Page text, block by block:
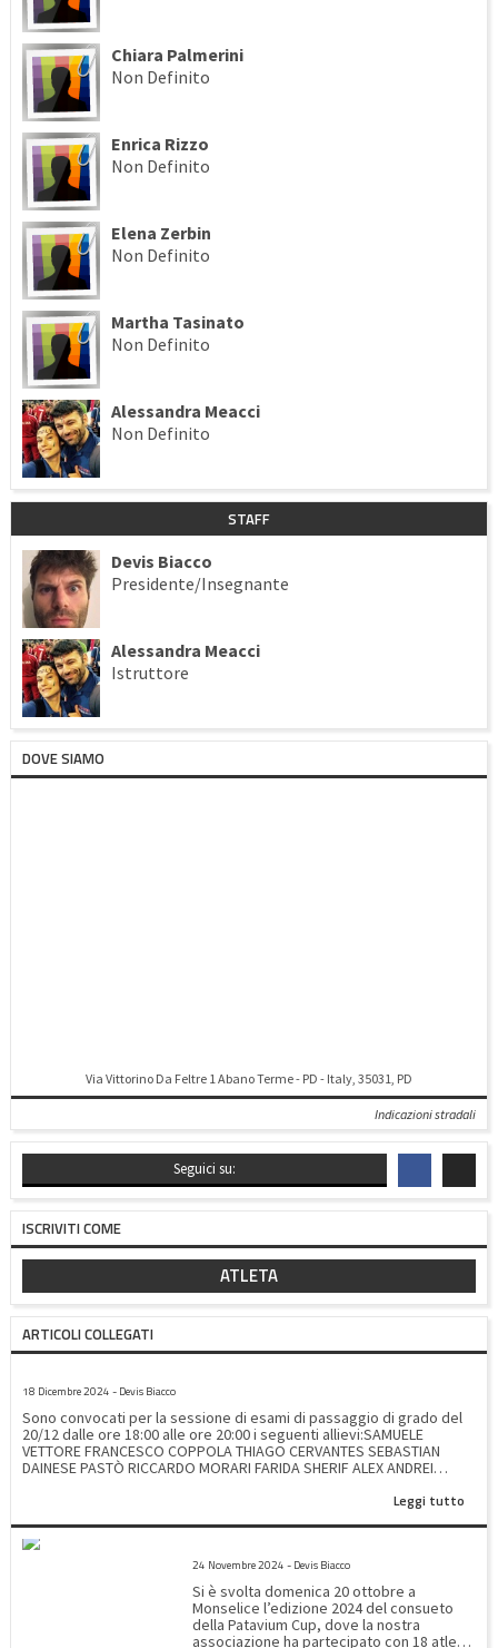
Chiara Palmerini
Non Definito
Enrica Rizzo
Non Definito
Elena Zerbin
Non Definito
Martha Tasinato
Non Definito
Alessandra Meacci
Non Definito
STAFF
Devis Biacco
Presidente/Insegnante
Alessandra Meacci
Istruttore
DOVE SIAMO
Via Vittorino Da Feltre 1 Abano Terme - PD - Italy, 35031, PD
Indicazioni stradali
Seguici su:
ISCRIVITI COME
ATLETA
ARTICOLI COLLEGATI
18 Dicembre 2024 - Devis Biacco
Sono convocati per la sessione di esami di passaggio di grado del
20/12 dalle ore 18:00 alle ore 20:00 i seguenti allievi:SAMUELE
VETTORE FRANCESCO COPPOLA THIAGO CERVANTES SEBASTIAN
DAINESE PASTÒ RICCARDO MORARI FARIDA SHERIF ALEX ANDREI
SAQIB YASEEN SHERIF MATTIA RAFFAGNATO HAREEM SAQIB DMYTRO
BUCIUSCAN LEONARDO VLAD MATTIA DI FRANCO SOFIA
BOUZAIANE YASSER BOUCHRA SOFIA PETTENELLO MATTIA
GRAMIGNAN CARLOS BARILE
Leggi tutto
24 Novembre 2024 - Devis Biacco
Si è svolta domenica 20 ottobre a
Monselice l’edizione 2024 del consueto
della Patavium Cup, dove la nostra
associazione ha partecipato con 18 atleti.